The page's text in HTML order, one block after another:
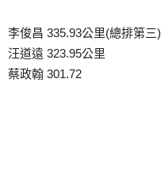
李俊昌 335.93公里(總排第三)
汪道遠 323.95公里
蔡政翰 301.72